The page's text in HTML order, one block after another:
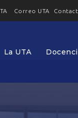
Correo UTA
La UTA